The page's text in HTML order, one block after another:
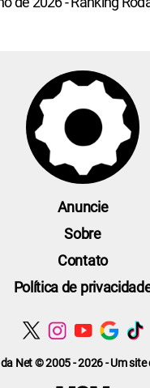
Net © 2005 - 2026 - Um site
Anuncie
Sobre
Contato
Política de